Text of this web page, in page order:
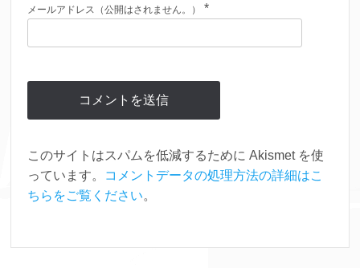
メールアドレス（公開はされません。） *
このサイトはスパムを低減するために Akismet を使
っています。 コメントデータの処理方法の詳細はこ
ちらをご覧ください。